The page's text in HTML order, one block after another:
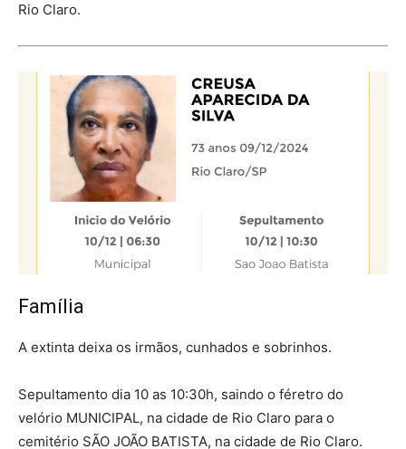
Rio Claro.
Família
A extinta deixa os irmãos, cunhados e sobrinhos.
Sepultamento dia 10 as 10:30h, saindo o féretro do
velório MUNICIPAL, na cidade de Rio Claro para o
cemitério SÃO JOÃO BATISTA, na cidade de Rio Claro.